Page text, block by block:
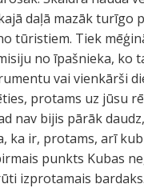
daļā mazāk turīgo
tūristiem. Tiek
no īpašnieka, ko
vai vienkārši
protams uz jūsu
nav bijis pārāk
ka ir, protams, arī
punkts Kubas
izprotamais